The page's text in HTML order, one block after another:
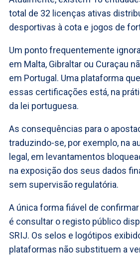
total de 32 licenças ativas
desportivas à cota e jogos de
Um ponto frequentemente
em Malta, Gibraltar ou Curaçau
em Portugal. Uma plataforma
essas certificações está, na
da lei portuguesa.
As consequências para o
traduzindo-se, por exemplo, na
legal, em levantamentos
na exposição dos seus dados
sem supervisão regulatória.
A única forma fiável de
é consultar o registo público
SRIJ. Os selos e logótipos
plataformas não substituem a